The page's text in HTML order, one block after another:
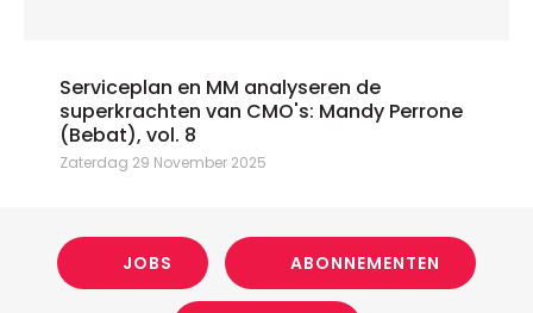
Serviceplan en MM analyseren de
superkrachten van CMO's: Mandy Perrone
(Bebat), vol. 8
Zaterdag 29 November 2025
JOBS ABONNEMENTEN